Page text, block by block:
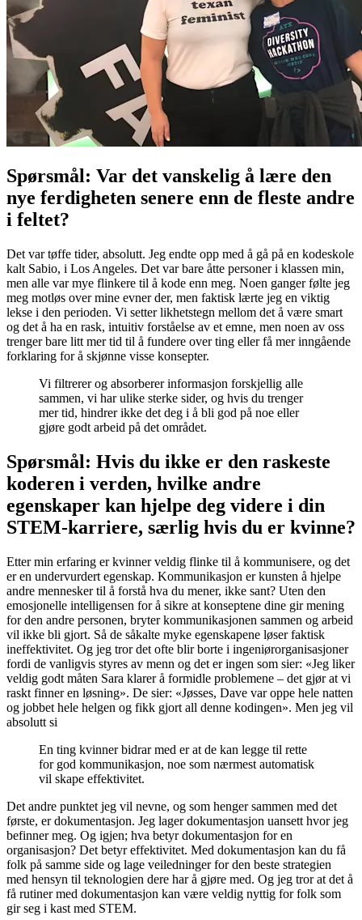
Spørsmål: Var det vanskelig å lære den
nye ferdigheten senere enn de fleste andre
i feltet?
Det var tøffe tider, absolutt. Jeg endte opp med å gå på en kodeskole
kalt Sabio, i Los Angeles. Det var bare åtte personer i klassen min,
men alle var mye flinkere til å kode enn meg. Noen ganger følte jeg
meg motløs over mine evner der, men faktisk lærte jeg en viktig
lekse i den perioden. Vi setter likhetstegn mellom det å være smart
og det å ha en rask, intuitiv forståelse av et emne, men noen av oss
trenger bare litt mer tid til å fundere over ting eller få mer inngående
forklaring for å skjønne visse konsepter.
Vi filtrerer og absorberer informasjon forskjellig alle
sammen, vi har ulike sterke sider, og hvis du trenger
mer tid, hindrer ikke det deg i å bli god på noe eller
gjøre godt arbeid på det området.
Spørsmål: Hvis du ikke er den raskeste
koderen i verden, hvilke andre
egenskaper kan hjelpe deg videre i din
STEM-karriere, særlig hvis du er kvinne?
Etter min erfaring er kvinner veldig flinke til å kommunisere, og det
er en undervurdert egenskap. Kommunikasjon er kunsten å hjelpe
andre mennesker til å forstå hva du mener, ikke sant? Uten den
emosjonelle intelligensen for å sikre at konseptene dine gir mening
for den andre personen, bryter kommunikasjonen sammen og arbeid
vil ikke bli gjort. Så de såkalte myke egenskapene løser faktisk
ineffektivitet. Og jeg tror det ofte blir borte i ingeniørorganisasjoner
fordi de vanligvis styres av menn og det er ingen som sier: «Jeg liker
veldig godt måten Sara klarer å formidle problemene – det gjør at vi
raskt finner en løsning». De sier: «Jøsses, Dave var oppe hele natten
og jobbet hele helgen og fikk gjort all denne kodingen». Men jeg vil
absolutt si
En ting kvinner bidrar med er at de kan legge til rette
for god kommunikasjon, noe som nærmest automatisk
vil skape effektivitet.
Det andre punktet jeg vil nevne, og som henger sammen med det
første, er dokumentasjon. Jeg lager dokumentasjon uansett hvor jeg
befinner meg. Og igjen; hva betyr dokumentasjon for en
organisasjon? Det betyr effektivitet. Med dokumentasjon kan du få
folk på samme side og lage veiledninger for den beste strategien
med hensyn til teknologien dere har å gjøre med. Og jeg tror at det å
få rutiner med dokumentasjon kan være veldig nyttig for folk som
gir seg i kast med STEM.